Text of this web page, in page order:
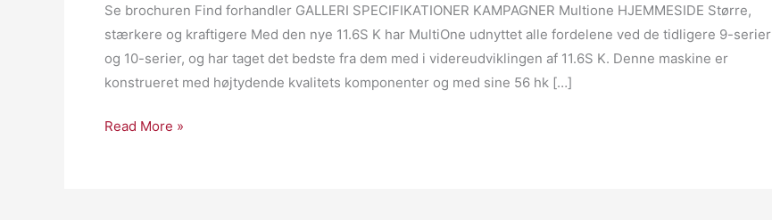
Se brochuren Find forhandler GALLERI SPECIFIKATIONER KAMPAGNER Multione HJEMMESIDE Større,
stærkere og kraftigere Med den nye 11.6S K har MultiOne udnyttet alle fordelene ved de tidligere 9-serier
og 10-serier, og har taget det bedste fra dem med i videreudviklingen af 11.6S K. Denne maskine er
konstrueret med højtydende kvalitets komponenter og med sine 56 hk […]
Read More »